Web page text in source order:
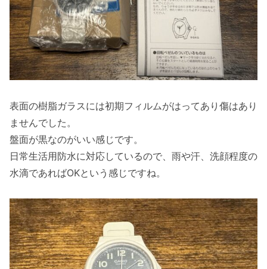
表面の樹脂ガラスには初期フィルムがはってあり傷はあり
ませんでした。
盤面が黒なのがいい感じです。
日常生活用防水に対応しているので、雨や汗、洗顔程度の
水滴であればOKという感じですね。